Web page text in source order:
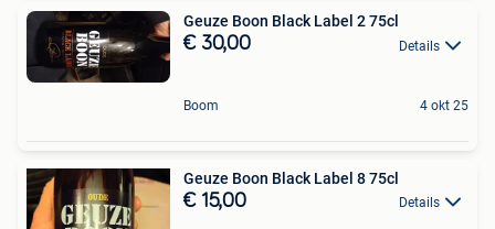
Geuze Boon Black Label 2 75cl
€ 30,00 Details
Boom 4 okt 25
Geuze Boon Black Label 8 75cl
€ 15,00 Details